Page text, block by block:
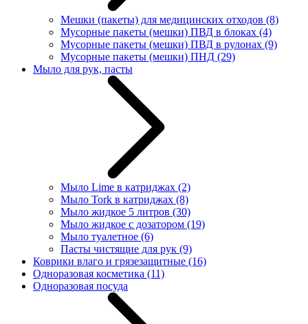
Мешки (пакеты) для медицинских отходов (8)
Мусорные пакеты (мешки) ПВД в блоках (4)
Мусорные пакеты (мешки) ПВД в рулонах (9)
Мусорные пакеты (мешки) ПНД (29)
Мыло для рук, пасты
Мыло Lime в катриджах (2)
Мыло Tork в катриджах (8)
Мыло жидкое 5 литров (30)
Мыло жидкое с дозатором (19)
Мыло туалетное (6)
Пасты чистящие для рук (9)
Коврики влаго и грязезащитные (16)
Одноразовая косметика (11)
Одноразовая посуда